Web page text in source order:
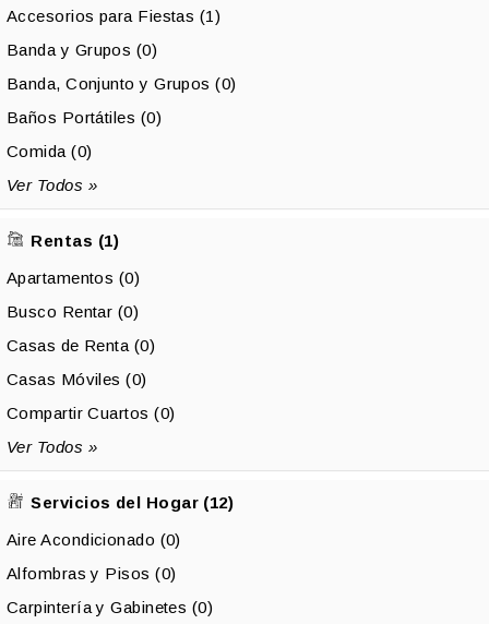
Accesorios para Fiestas (1)
Banda y Grupos (0)
Banda, Conjunto y Grupos (0)
Baños Portátiles (0)
Comida (0)
Ver Todos »
Rentas (1)
Apartamentos (0)
Busco Rentar (0)
Casas de Renta (0)
Casas Móviles (0)
Compartir Cuartos (0)
Ver Todos »
Servicios del Hogar (12)
Aire Acondicionado (0)
Alfombras y Pisos (0)
Carpintería y Gabinetes (0)